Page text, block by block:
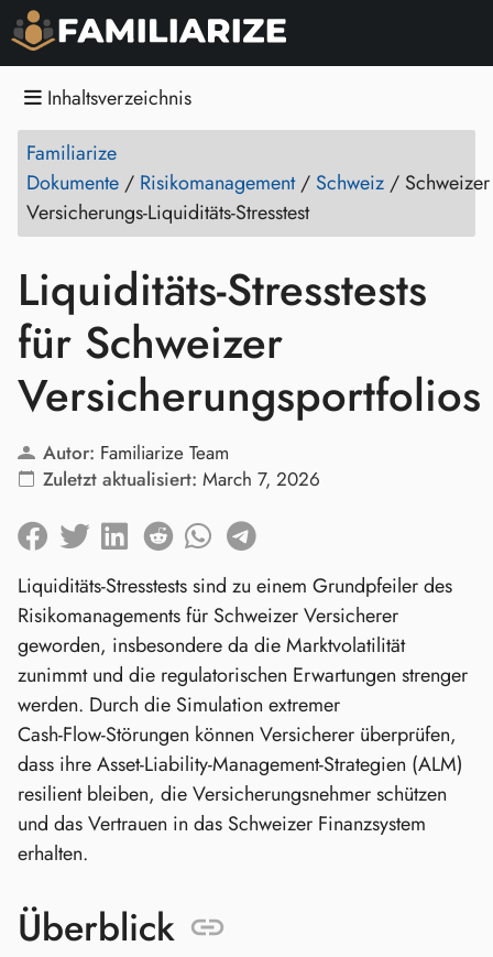
Inhaltsverzeichnis
Familiarize
Dokumente / Risikomanagement/ Schweiz / Schweizer
Versicherungs‑Liquiditäts‑Stresstest
Liquiditäts‑Stresstests
für Schweizer
Versicherungsportfolios
Autor: Familiarize Team
Zuletzt aktualisiert: March 7, 2026
Liquiditäts‑Stresstests sind zu einem Grundpfeiler des
Risikomanagements für Schweizer Versicherer
geworden, insbesondere da die Marktvolatilität
zunimmt und die regulatorischen Erwartungen strenger
werden. Durch die Simulation extremer
Cash‑Flow‑Störungen können Versicherer überprüfen,
dass ihre Asset‑Liability‑Management‑Strategien (ALM)
resilient bleiben, die Versicherungsnehmer schützen
und das Vertrauen in das Schweizer Finanzsystem
erhalten.
Überblick